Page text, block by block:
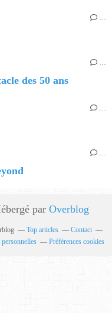
…
…
des 50 ans
…
par Overblog
Top articles
Contact
Préférences cookies